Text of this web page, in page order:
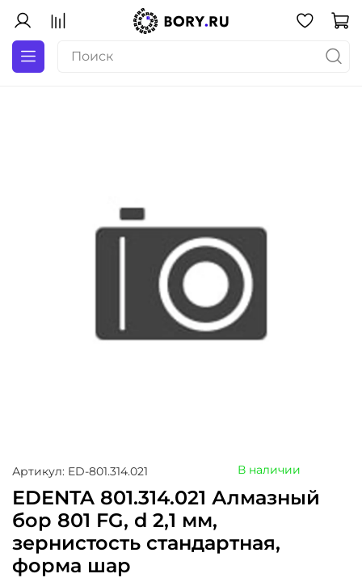
Артикул: ED-801.314.021 В наличии
EDENTA 801.314.021 Алмазный
бор 801 FG, d 2,1 мм,
зернистость стандартная,
форма шар